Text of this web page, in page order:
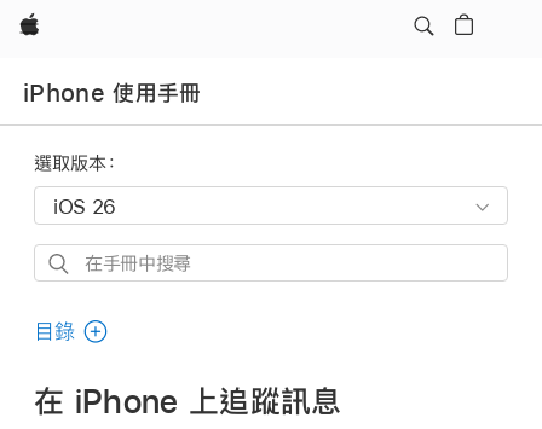
Apple
iPhone 使用手冊
選取版本：
在
冊
搜
尋
目錄
在 iPhone 上追蹤訊息